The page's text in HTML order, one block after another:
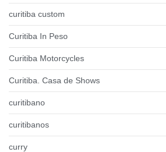
curitiba custom
Curitiba In Peso
Curitiba Motorcycles
Curitiba. Casa de Shows
curitibano
curitibanos
curry